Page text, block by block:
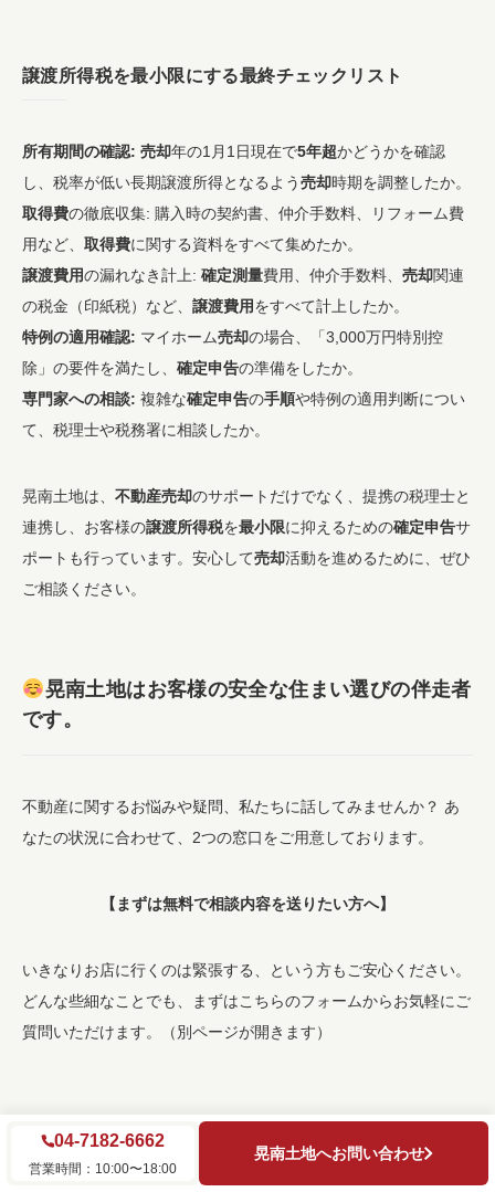
譲渡所得税を最小限にする最終チェックリスト
所有期間の確認: 売却年の1月1日現在で5年超かどうかを確認
し、税率が低い長期譲渡所得となるよう売却時期を調整したか。
取得費の徹底収集: 購入時の契約書、仲介手数料、リフォーム費
用など、 取得費に関する資料をすべて集めたか。
譲渡費用の漏れなき計上: 確定測量費用、仲介手数料、 売却関連
の税金（印紙税）など、 譲渡費用をすべて計上したか。
特例の適用確認: マイホーム売却の場合、「3,000万円特別控
除」の要件を満たし、 確定申告の準備をしたか。
専門家への相談: 複雑な確定申告の手順や特例の適用判断につい
て、税理士や税務署に相談したか。
晃南土地は、 不動産売却のサポートだけでなく、提携の税理士と
連携し、お客様の譲渡所得税を最小限に抑えるための確定申告サ
ポートも行っています。安心して売却活動を進めるために、ぜひ
ご相談ください。
晃南土地はお客様の安全な住まい選びの伴走者
です。
不動産に関するお悩みや疑問、私たちに話してみませんか？ あ
なたの状況に合わせて、2つの窓口をご用意しております。
【まずは無料で相談内容を送りたい方へ】
いきなりお店に行くのは緊張する、という方もご安心ください。
どんな些細なことでも、まずはこちらのフォームからお気軽にご
質問いただけます。（別ページが開きます）
04-7182-6662
営業時間：10:00〜18:00
晃南土地へお問い合わせ